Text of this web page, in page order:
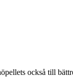
också till